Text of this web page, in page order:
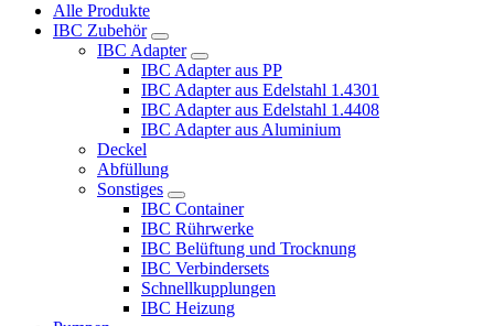
Alle Produkte
IBC Zubehör
IBC Adapter
IBC Adapter aus PP
IBC Adapter aus Edelstahl 1.4301
IBC Adapter aus Edelstahl 1.4408
IBC Adapter aus Aluminium
Deckel
Abfüllung
Sonstiges
IBC Container
IBC Rührwerke
IBC Belüftung und Trocknung
IBC Verbindersets
Schnellkupplungen
IBC Heizung